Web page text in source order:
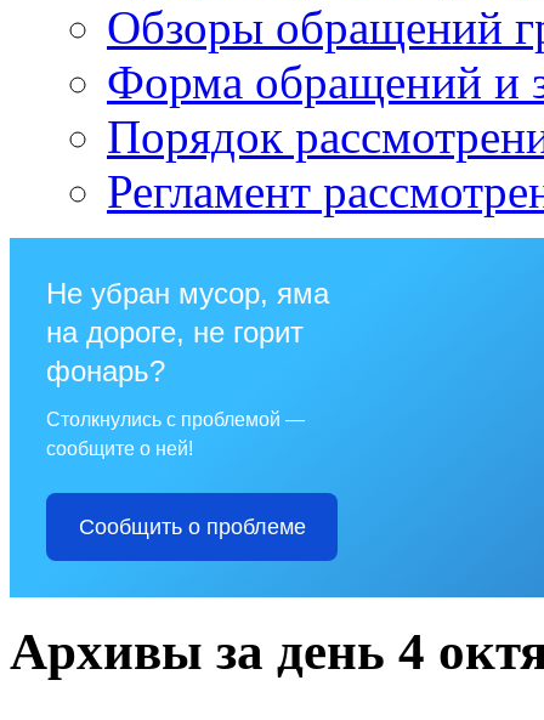
Обзоры обращений
Форма обращений и
Порядок
Регламент
Не убран мусор, яма
на дороге, не горит
фонарь?
Столкнулись с проблемой —
сообщите о ней!
Сообщить о проблеме
Архивы за день 4